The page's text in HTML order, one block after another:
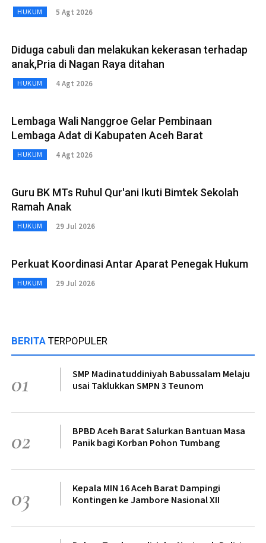
HUKUM 5 Agt 2026
Diduga cabuli dan melakukan kekerasan terhadap
anak,Pria di Nagan Raya ditahan
HUKUM 4 Agt 2026
Lembaga Wali Nanggroe Gelar Pembinaan
Lembaga Adat di Kabupaten Aceh Barat
HUKUM 4 Agt 2026
Guru BK MTs Ruhul Qur'ani Ikuti Bimtek Sekolah
Ramah Anak
HUKUM 29 Jul 2026
Perkuat Koordinasi Antar Aparat Penegak Hukum
HUKUM 29 Jul 2026
BERITA TERPOPULER
01
SMP Madinatuddiniyah Babussalam Melaju
usai Taklukkan SMPN 3 Teunom
02
BPBD Aceh Barat Salurkan Bantuan Masa
Panik bagi Korban Pohon Tumbang
03
Kepala MIN 16 Aceh Barat Dampingi
Kontingen ke Jambore Nasional XII